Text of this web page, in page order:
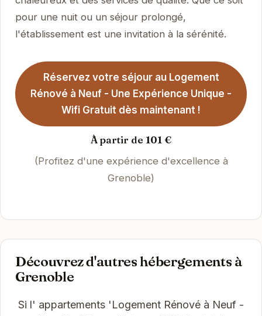
pour une nuit ou un séjour prolongé,
l'établissement est une invitation à la sérénité.
Réservez votre séjour au Logement
Rénové à Neuf - Une Expérience Unique -
Wifi Gratuit dès maintenant !
À partir de 101 €
(Profitez d'une expérience d'excellence à
Grenoble)
Découvrez d'autres hébergements à
Grenoble
Si l' appartements 'Logement Rénové à Neuf -